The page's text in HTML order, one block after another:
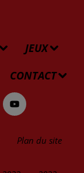
JEUX
CONTACT
Plan du site